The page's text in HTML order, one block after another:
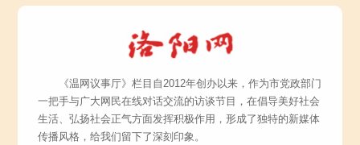
《温网议事厅》栏目自2012年创办以来，作为市党政部门
一把手与广大网民在线对话交流的访谈节目，在倡导美好社会
生活、弘扬社会正气方面发挥积极作用，形成了独特的新媒体
传播风格，给我们留下了深刻印象。